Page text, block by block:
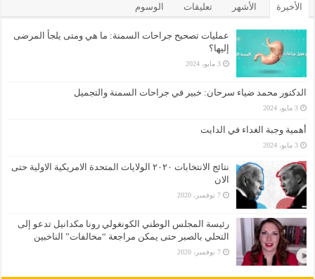
الأخيرة الأشهر تعليقات الوسوم
عمليات تصحيح جراحات السمنة: ما هي ومتى يلجأ المرضى
إليها؟
3 مايو، 2024
الدكتور محمد ضياء سرحان: خبير في جراحات السمنة والتجميل
3 مايو، 2024
أهمية وجبة الغداء في الدايت
3 مايو، 2024
نتائج الانتخابات ٢٠٢٠ الولايات المتحدة الامريكية الاولية حتى
الان
7 نوفمبر، 2020
رئيسة المجلس الوطني الكونغولي رونا مكدانيل تدعو إلى
التحلي بالصبر حتى يمكن مراجعة “مخالفات” الناخبين
7 نوفمبر، 2020